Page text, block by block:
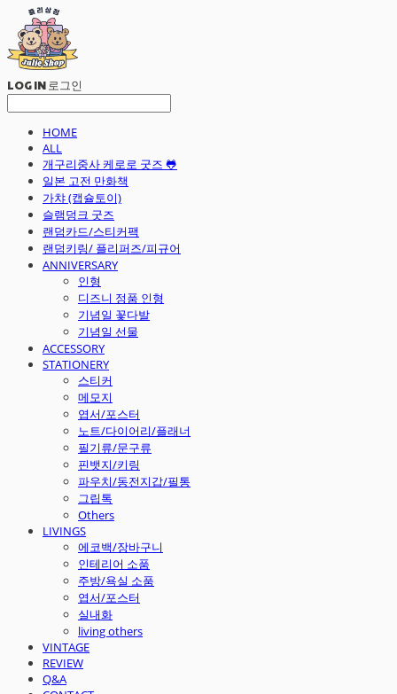
LOG IN로그인
HOME
ALL
개구리중사 케로로 굿즈 🐸
일본 고전 만화책
가챠 (캡슐토이)
슬램덩크 굿즈
랜덤카드/스티커팩
랜덤키링/ 플리퍼즈/피규어
ANNIVERSARY
인형
디즈니 정품 인형
기념일 꽃다발
기념일 선물
ACCESSORY
STATIONERY
스티커
메모지
엽서/포스터
노트/다이어리/플래너
필기류/문구류
핀뱃지/키링
파우치/동전지갑/필통
그립톡
Others
LIVINGS
에코백/장바구니
인테리어 소품
주방/욕실 소품
엽서/포스터
실내화
living others
VINTAGE
REVIEW
Q&A